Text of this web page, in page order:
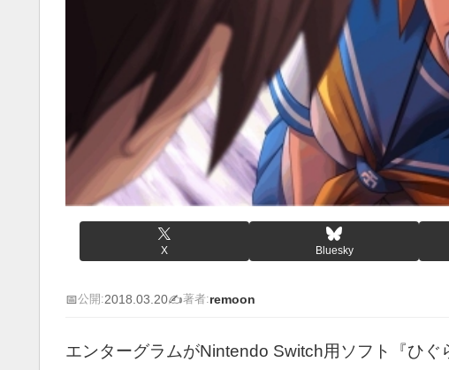
X Bluesky
📅公開:2018.03.20✍️著者:remoon
エンターグラムがNintendo Switch用ソフト『ひ